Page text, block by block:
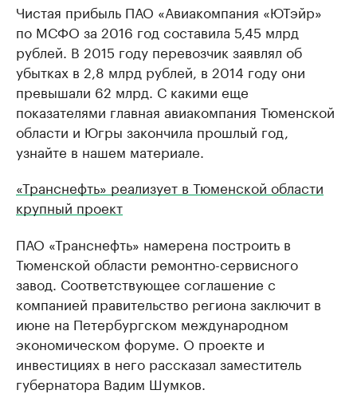
Чистая прибыль ПАО «Авиакомпания «ЮТэйр»
по МСФО за 2016 год составила 5,45 млрд
рублей. В 2015 году перевозчик заявлял об
убытках в 2,8 млрд рублей, в 2014 году они
превышали 62 млрд. С какими еще
показателями главная авиакомпания Тюменской
области и Югры закончила прошлый год,
узнайте в нашем материале.
«Транснефть» реализует в Тюменской области
крупный проект
ПАО «Транснефть» намерена построить в
Тюменской области ремонтно-сервисного
завод. Соответствующее соглашение с
компанией правительство региона заключит в
июне на Петербургском международном
экономическом форуме. О проекте и
инвестициях в него рассказал заместитель
губернатора Вадим Шумков.